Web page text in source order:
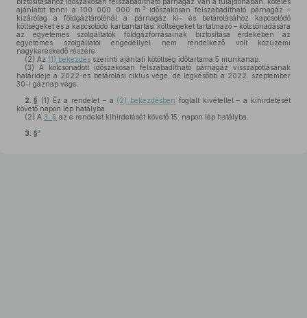
ajánlatot tenni a 100 000 000 m 3időszakosan felszabadítható párnagáz –
kizárólag a földgáztárolónál a párnagáz ki- és betárolásához kapcsolódó
költségeket és a kapcsolódó karbantartási költségeket tartalmazó – kölcsönadására
az egyetemes szolgáltatók földgázforrásainak biztosítása érdekében az
egyetemes szolgáltatói engedéllyel nem rendelkező volt közüzemi
nagykereskedő részére.
(2) Az (1) bekezdés szerinti ajánlati kötöttség időtartama 5 munkanap.
(3) A kölcsönadott időszakosan felszabadítható párnagáz visszapótlásának
határideje a 2022-es betárolási ciklus vége, de legkésőbb a 2022. szeptember
30-i gáznap vége.
2. § (1) Ez a rendelet – a (2) bekezdésben foglalt kivétellel – a kihirdetését
követő napon lép hatályba.
(2) A 3. § az e rendelet kihirdetését követő 15. napon lép hatályba.
3. §2